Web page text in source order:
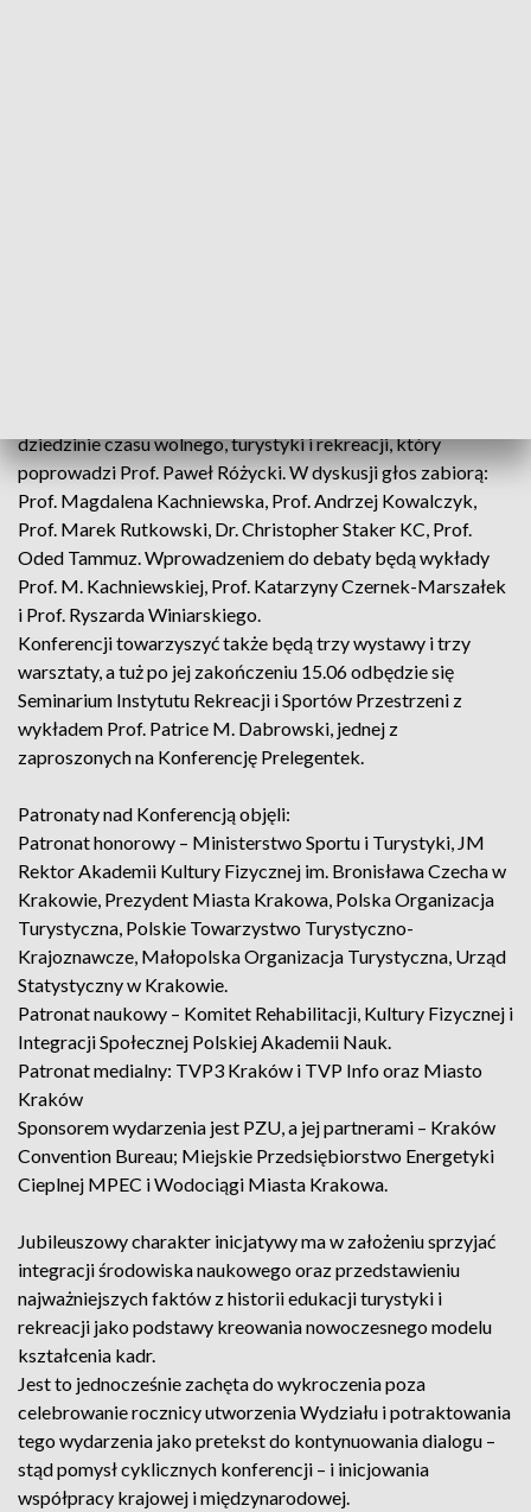
dziedzinie czasu wolnego, turystyki i rekreacji, który
poprowadzi Prof. Paweł Różycki. W dyskusji głos zabiorą:
Prof. Magdalena Kachniewska, Prof. Andrzej Kowalczyk,
Prof. Marek Rutkowski, Dr. Christopher Staker KC, Prof.
Oded Tammuz. Wprowadzeniem do debaty będą wykłady
Prof. M. Kachniewskiej, Prof. Katarzyny Czernek-Marszałek
i Prof. Ryszarda Winiarskiego.
Konferencji towarzyszyć także będą trzy wystawy i trzy
warsztaty, a tuż po jej zakończeniu 15.06 odbędzie się
Seminarium Instytutu Rekreacji i Sportów Przestrzeni z
wykładem Prof. Patrice M. Dabrowski, jednej z
zaproszonych na Konferencję Prelegentek.
Patronaty nad Konferencją objęli:
Patronat honorowy – Ministerstwo Sportu i Turystyki, JM
Rektor Akademii Kultury Fizycznej im. Bronisława Czecha w
Krakowie, Prezydent Miasta Krakowa, Polska Organizacja
Turystyczna, Polskie Towarzystwo Turystyczno-
Krajoznawcze, Małopolska Organizacja Turystyczna, Urząd
Statystyczny w Krakowie.
Patronat naukowy – Komitet Rehabilitacji, Kultury Fizycznej i
Integracji Społecznej Polskiej Akademii Nauk.
Patronat medialny: TVP3 Kraków i TVP Info oraz Miasto
Kraków
Sponsorem wydarzenia jest PZU, a jej partnerami – Kraków
Convention Bureau; Miejskie Przedsiębiorstwo Energetyki
Cieplnej MPEC i Wodociągi Miasta Krakowa.
Jubileuszowy charakter inicjatywy ma w założeniu sprzyjać
integracji środowiska naukowego oraz przedstawieniu
najważniejszych faktów z historii edukacji turystyki i
rekreacji jako podstawy kreowania nowoczesnego modelu
kształcenia kadr.
Jest to jednocześnie zachęta do wykroczenia poza
celebrowanie rocznicy utworzenia Wydziału i potraktowania
tego wydarzenia jako pretekst do kontynuowania dialogu –
stąd pomysł cyklicznych konferencji – i inicjowania
współpracy krajowej i międzynarodowej.